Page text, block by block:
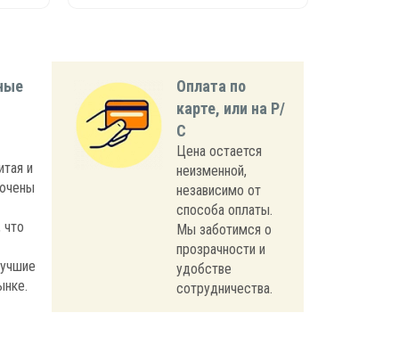
и
что
Оплата по
карте, или на Р/
С
Цена остается
неизменной,
независимо от
способа оплаты.
Мы заботимся о
прозрачности и
удобстве
сотрудничества.